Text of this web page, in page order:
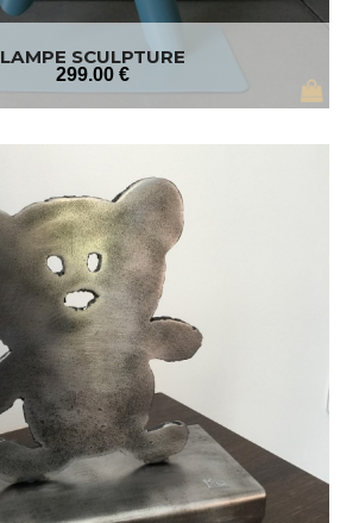
LAMPE SCULPTURE
299.00 €